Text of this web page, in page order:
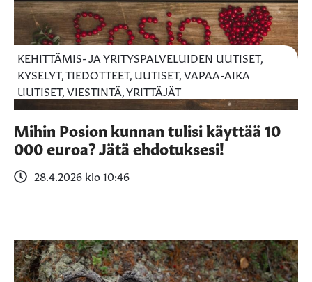
KEHITTÄMIS- JA YRITYSPALVELUIDEN UUTISET,
KYSELYT, TIEDOTTEET, UUTISET, VAPAA-AIKA
UUTISET, VIESTINTÄ, YRITTÄJÄT
Mihin Posion kunnan tulisi käyttää 10
000 euroa? Jätä ehdotuksesi!
28.4.2026 klo 10:46